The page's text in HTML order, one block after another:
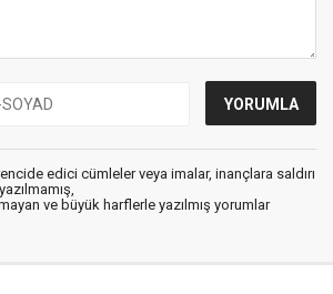
edici cümleler veya imalar, inançlara saldırı
ve büyük harflerle yazılmış yorumlar